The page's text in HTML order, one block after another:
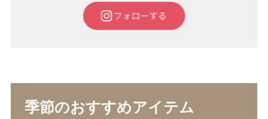
季節のおすすめアイテム